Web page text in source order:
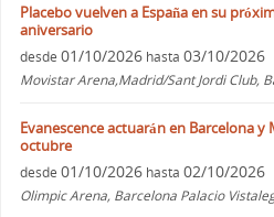
Placebo vuelven a España en su
aniversario
desde 01/10/2026 hasta 03/10/2026
Movistar Arena,Madrid/Sant Jordi Club,
Evanescence actuarán en Barcelona y
octubre
desde 01/10/2026 hasta 02/10/2026
Olimpic Arena, Barcelona Palacio